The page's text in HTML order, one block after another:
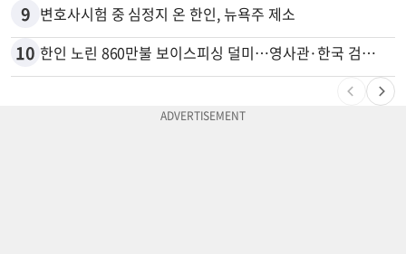
9 변호사시험 중 심정지 온 한인, 뉴욕주 제소
10 한인 노린 860만불 보이스피싱 덜미…영사관·한국 검찰 사칭